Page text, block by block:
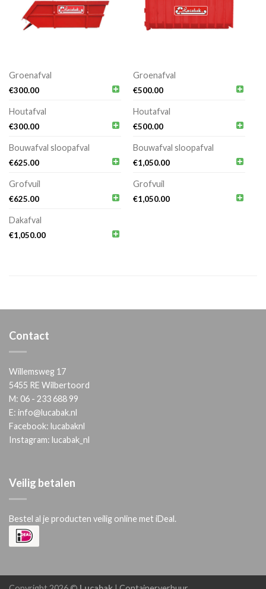
Groenafval
€300.00 
Houtafval
€300.00 
Bouwafval sloopafval
€625.00 
Grofvuil
€625.00 
Dakafval
€1,050.00 
Groenafval
€500.00 
Houtafval
€500.00 
Bouwafval sloopafval
€1,050.00 
Grofvuil
€1,050.00 
Contact
Willemsweg 17
5455 RE Wilbertoord
M: 06 - 233 688 99
E: info@lucabak.nl
Facebook: lucabaknl
Instagram: lucabak_nl
Veilig betalen
Bestel al je producten veilig online met iDeal.